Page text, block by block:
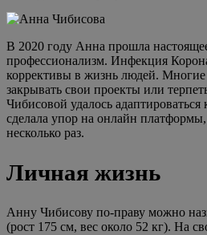
В 2020 году Анна прошла
профессионализм. Инфекция
коррективы в жизнь людей.
закрывать свои проекты или
Чибисовой удалось
сделала упор на онлайн
несколько раз.
Личная жизнь
Анну Чибисову по-праву можно
(рост 175 см, вес около 52 кг). На